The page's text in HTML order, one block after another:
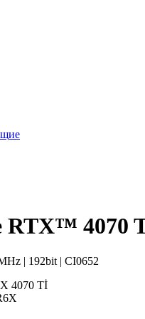
RTX™ 4070
| 192bit | CI0652
4070 Tİ